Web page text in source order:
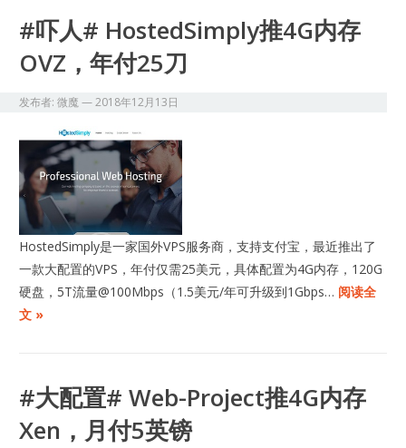
#吓人# HostedSimply推4G内存
OVZ，年付25刀
发布者:微魔—2018年12月13日
HostedSimply是一家国外VPS服务商，支持支付宝，最近推出了
一款大配置的VPS，年付仅需25美元，具体配置为4G内存，120G
硬盘，5T流量@100Mbps（1.5美元/年可升级到1Gbps… 阅读全
文 »
#大配置# Web-Project推4G内存
Xen，月付5英镑